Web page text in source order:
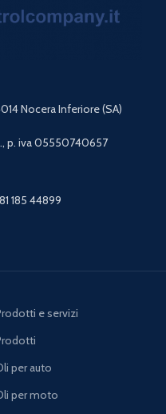
Nocera Inferiore (SA)
p. iva 05550740657
185 44899
e servizi
per auto
per moto